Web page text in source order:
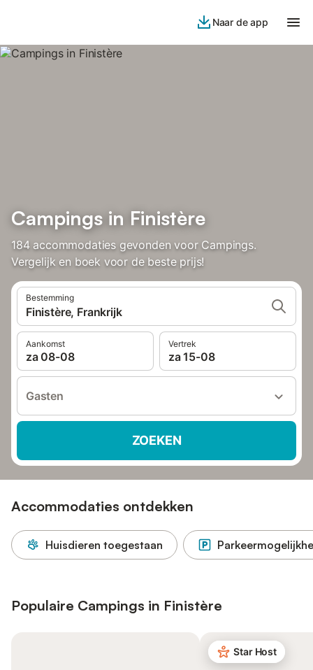
Naar de app
Campings in Finistère
184 accommodaties gevonden voor Campings.
Vergelijk en boek voor de beste prijs!
Bestemming
Finistère, Frankrijk
Aankomst
za 08-08
Vertrek
za 15-08
Gasten
ZOEKEN
Accommodaties ontdekken
Huisdieren toegestaan
Populaire Campings in Finistère
Star Host